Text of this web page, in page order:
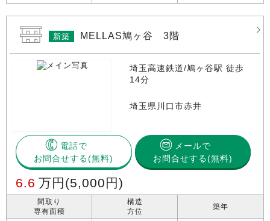
新築 MELLAS鳩ヶ谷 3階
埼玉高速鉄道/鳩ヶ谷駅 徒歩
14分
埼玉県川口市赤井
電話で
お問合せする
メールで
お問合せする(無料)
6.6 万円 (5,000円)
間取り
専有面積
構造
方位
築年